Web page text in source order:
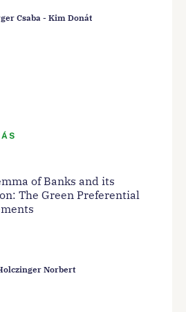
Csaba - Kim Donát
of Banks and its
The Green Preferential
Bethlendi András - Holczinger Norbert